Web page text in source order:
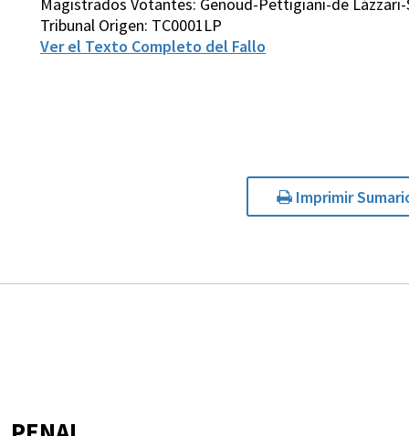
Magistrados Votantes: Genoud-Pettigiani-de
Tribunal Origen: TC0001LP
Ver el Texto Completo del Fallo
Imprimir